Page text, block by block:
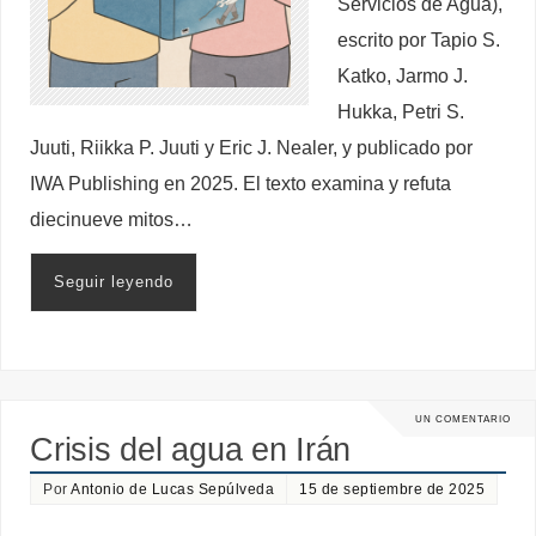
escrito por Tapio S.
Katko, Jarmo J.
Hukka, Petri S.
Juuti, Riikka P. Juuti y Eric J. Nealer, y publicado por
IWA Publishing en 2025. El texto examina y refuta
diecinueve mitos…
Seguir leyendo
UN COMENTARIO
Crisis del agua en Irán
PorAntonio de Lucas Sepúlveda 15 de septiembre de 2025